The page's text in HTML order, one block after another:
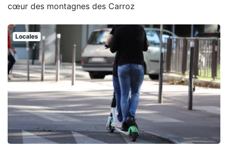
cœur des montagnes des Carroz
Locales